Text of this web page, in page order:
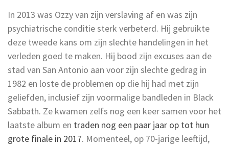
In 2013 was Ozzy van zijn verslaving af en was zijn
psychiatrische conditie sterk verbeterd. Hij gebruikte
deze tweede kans om zijn slechte handelingen in het
verleden goed te maken. Hij bood zijn excuses aan de
stad van San Antonio aan voor zijn slechte gedrag in
1982 en loste de problemen op die hij had met zijn
geliefden, inclusief zijn voormalige bandleden in Black
Sabbath. Ze kwamen zelfs nog een keer samen voor het
laatste album en traden nog een paar jaar op tot hun
grote finale in 2017. Momenteel, op 70-jarige leeftijd,